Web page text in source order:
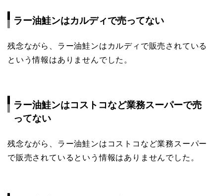
ラー油鮭ンはカルディで売ってない
残念ながら、ラー油鮭ンはカルディで販売されている
という情報はありませんでした。
ラー油鮭ンはコストコなど業務スーパーで売
ってない
残念ながら、ラー油鮭ンはコストコなど業務スーパー
で販売されているという情報はありませんでした。